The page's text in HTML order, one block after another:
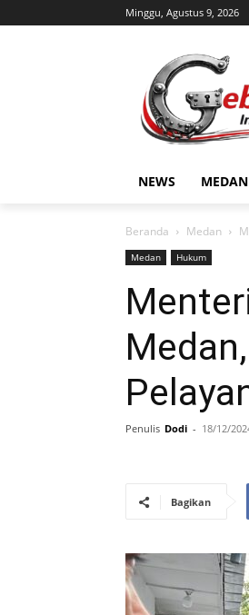
Minggu, Agustus 9, 2026
NEWS MEDAN
Beranda Medan
Medan Hukum
Penulis Dodi - 18/12/
Bagikan